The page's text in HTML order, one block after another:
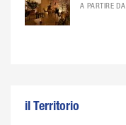
A PARTIRE DA
il Territorio